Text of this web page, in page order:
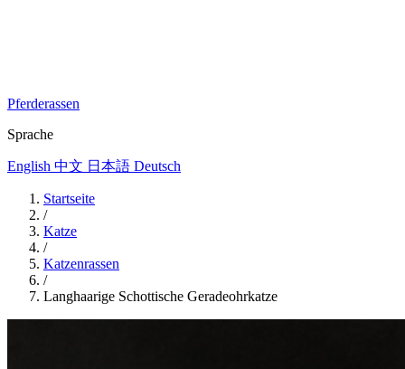
Pferderassen
Sprache
English 中文 日本語 Deutsch
Startseite
/
Katze
/
Katzenrassen
/
Langhaarige Schottische Geradeohrkatze